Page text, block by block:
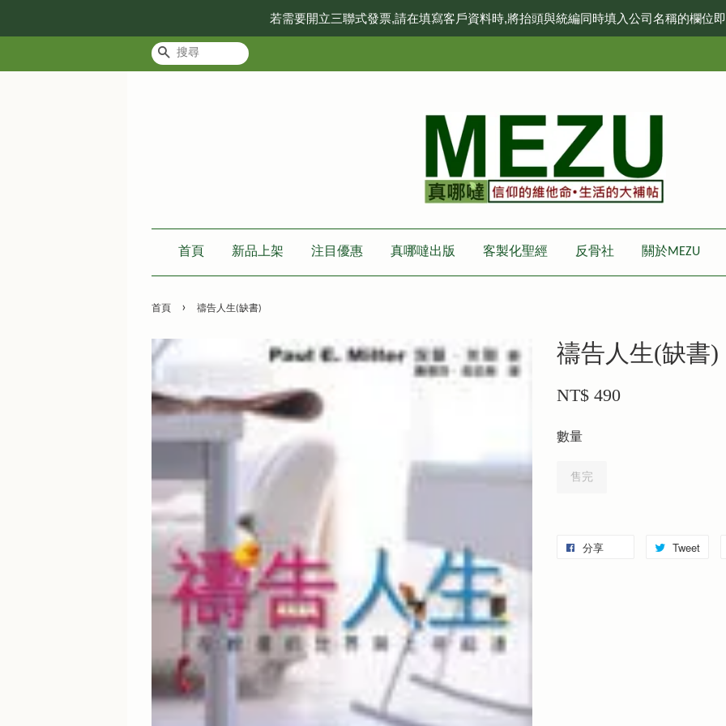
若需要開立三聯式發票,請在填寫客戶資料時,將抬頭與統編同時填入公司名稱的欄位
搜尋
首頁 新品上架 注目優惠 真哪噠出版 客製化聖經 反骨社 關於MEZU
首頁 › 禱告人生(缺書)
禱告人生(缺書)
NT$ 490
數量
售完
分享 Tweet